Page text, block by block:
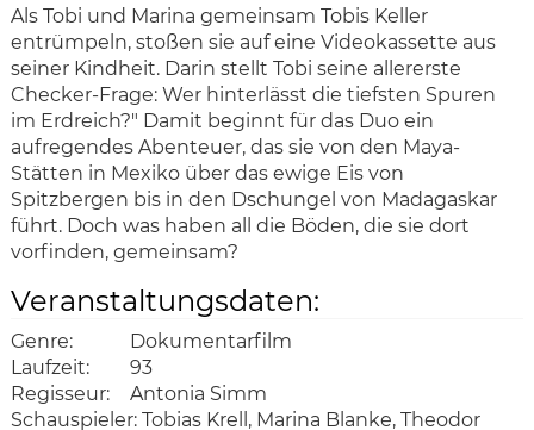
Als Tobi und Marina gemeinsam Tobis Keller
entrümpeln, stoßen sie auf eine Videokassette aus
seiner Kindheit. Darin stellt Tobi seine allererste
Checker-Frage: Wer hinterlässt die tiefsten Spuren
im Erdreich?" Damit beginnt für das Duo ein
aufregendes Abenteuer, das sie von den Maya-
Stätten in Mexiko über das ewige Eis von
Spitzbergen bis in den Dschungel von Madagaskar
führt. Doch was haben all die Böden, die sie dort
vorfinden, gemeinsam?
Veranstaltungsdaten:
Genre:
Dokumentarfilm
Laufzeit:
93
Regisseur:
Antonia Simm
Schauspieler: Tobias Krell, Marina Blanke, Theodor